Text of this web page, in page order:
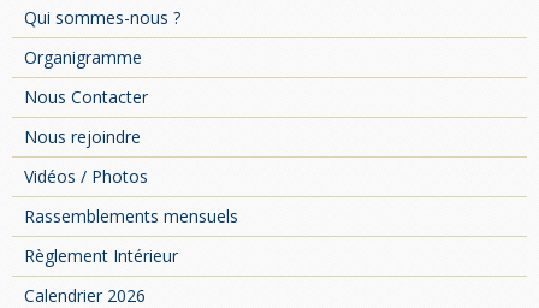
Qui sommes-nous ?
Organigramme
Nous Contacter
Nous rejoindre
Vidéos / Photos
Rassemblements mensuels
Règlement Intérieur
Calendrier 2026